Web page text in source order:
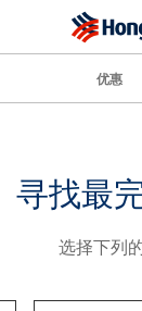
优惠
寻找最
选择下列